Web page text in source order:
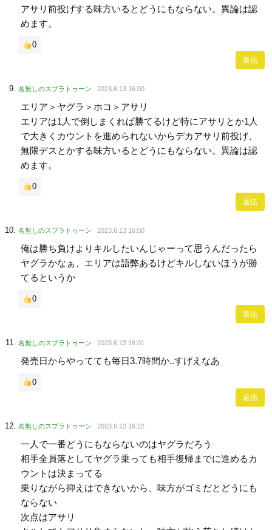
アサリ前投げする味方いるとどうにもならない。異論は認
めます。
0
返信
名無しのスプラトゥーン 2023.6.13 16:00
エリア＞ヤグラ＞ホコ＞アサリ
エリアは1人で倒しまくれば勝てるけど特にアサリとか1人
で大きくカウントを進められないからデカアサリ前投げ、
無限デスとかする味方いるとどうにもならない。異論は認
めます。
0
返信
名無しのスプラトゥーン 2023.6.13 16:00
俺は勝ち負けよりキルしたいんじゃーって思うんだったら
ヤグラかなぁ、エリアは語弊あるけどキルしないほうが勝
てるというか
0
返信
名無しのスプラトゥーン 2023.6.13 16:01
発売日からやってても毎日3.7時間か..すげえなあ
0
返信
名無しのスプラトゥーン 2023.6.13 16:22
一人で一番どうにもならないのはヤグラだろう
相手全員落としてヤグラ乗っても相手復帰までに進めるカ
ウントは決まってる
乗りながら抑えはできないから、味方がゴミだとどうにも
ならない
次点はアサリ